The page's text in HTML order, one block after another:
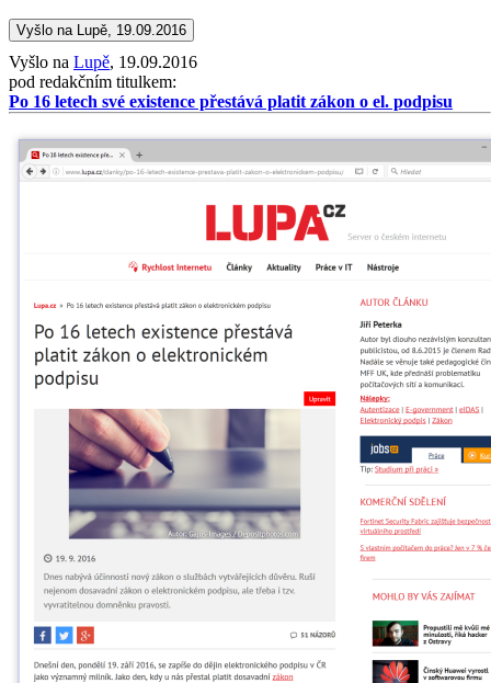
Vyšlo na Lupě, 19.09.2016
Vyšlo na Lupě, 19.09.2016
pod redakčním titulkem:
Po 16 letech své existence přestává platit zákon o el. podpisu